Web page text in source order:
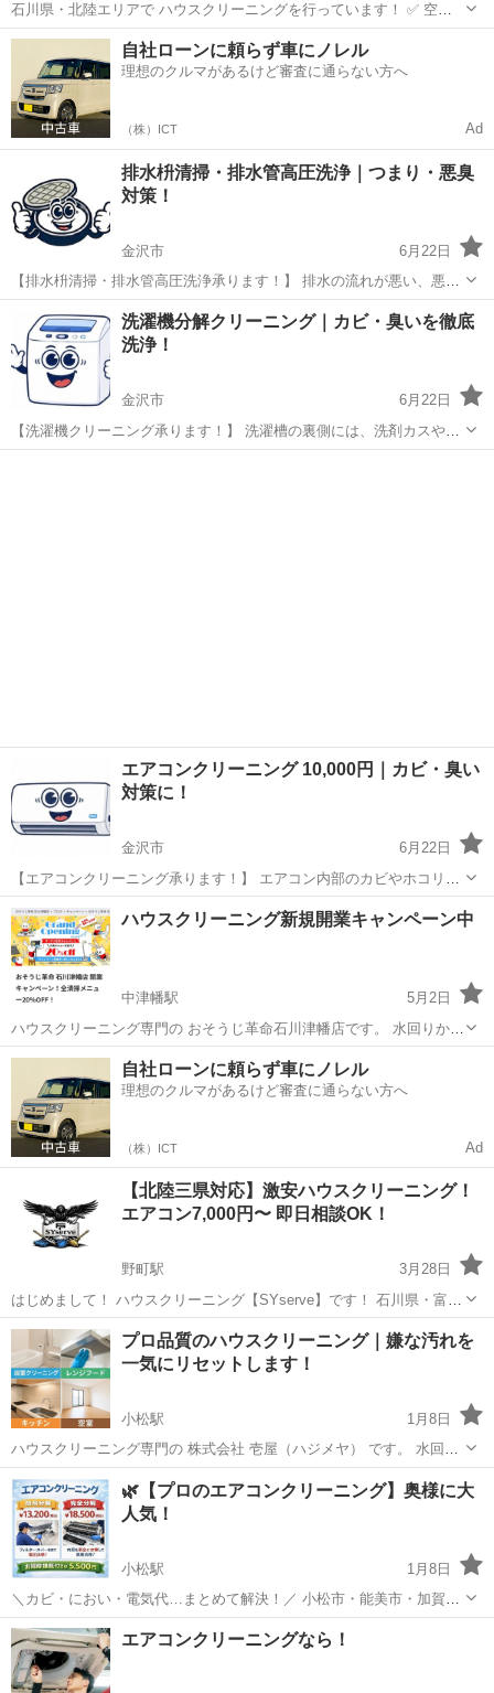
石川県・北陸エリアで ハウスクリーニングを行っています！ ✅ 空室
清掃 ✅ お風呂・キッチン・トイレ ✅ エアコン清掃 ✅ 引越し前後 ✅
汚部屋 cleaning対応 「時間がない」 「自分では落ちない汚れがある」
そ...
石川 金沢市 野町駅 ハウスクリーニング
自社ローンに頼らず車にノレル
理想のクルマがあるけど審査に通らない方へ
（株）ICT Ad
排水枡清掃・排水管高圧洗浄｜つまり・悪臭
対策！
金沢市
6月22日
【排水枡清掃・排水管高圧洗浄承ります！】 排水の流れが悪い、悪臭
がする、排水管のつまりが心配な方はご相談ください！ ✔ 排水枡清掃
✔ 排水管高圧洗浄 ✔ 悪臭対策 ✔ つまり予防 ✔ 戸建て・店舗対応
【料金（税込）...
金沢市 ハウスクリーニング
洗濯機分解クリーニング｜カビ・臭いを徹底
洗浄！
金沢市
6月22日
【洗濯機クリーニング承ります！】 洗濯槽の裏側には、洗剤カスやカ
ビ、汚れが蓄積しています。 洗濯物の臭いや黒い汚れが気になる方は
エアコンクリーニング 10,000円｜カビ・臭い
対策に！
金沢市
6月22日
【エアコンクリーニング承ります！】 エアコン内部のカビやホコリを
高圧洗浄でしっかり洗浄いたします。 こんなお悩みありませんか？ ✔
エアコンから嫌な臭いがする ✔ 黒い汚れが飛んでくる ✔ 冷えが悪く
なった気がする ✔...
石川 金沢市 エアコン掃除 無料
ハウスクリーニング新規開業キャンペーン中
中津幡駅
5月2日
ハウスクリーニング専門の おそうじ革命石川津幡店です。 水回りから
空室、エアコンまで、プロの技術で徹底的にキレイにします✨ ご家庭
の気になる汚れ、引っ越し前後の清掃、頑固な油汚れ・水垢など、 ど
んな内容でもお気軽にご相談下さい！
石川 河北郡 中津幡駅 ハウスクリーニング
自社ローンに頼らず車にノレル
理想のクルマがあるけど審査に通らない方へ
（株）ICT Ad
【北陸三県対応】激安ハウスクリーニング！
エアコン7,000円〜 即日相談OK！
野町駅
3月28日
はじめまして！ ハウスクリーニング【SYserve】です！ 石川県・富山
県・福井県の 北陸三県対応しています！ 「安い・丁寧・スピード対
応」でご依頼増えてます！ ⸻ ■こんなお悩みありませんか？ ・エ
アコンのカビ・ニ...
石川 金沢市 野町駅 ハウスクリーニング
プロ品質のハウスクリーニング｜嫌な汚れを
一気にリセットします！
小松駅
1月8日
ハウスクリーニング専門の 株式会社 壱屋（ハジメヤ） です。 水回り
から空室、エアコンまで、プロの技術で徹底的にキレイにします✨ ご
家庭の気になる汚れ、引っ越し前後の清掃、頑固な油汚れ・水垢な
ど、 どんな内容でもお気軽にご...
石川 小松市 小松駅 ハウスクリーニング バランス
🌿【プロのエアコンクリーニング】奥様に大
人気！
小松駅
1月8日
＼カビ・におい・電気代…まとめて解決！／ 小松市・能美市・加賀市
エリア対応✨ 「子どもが咳きこむ…」「エアコンつけるとニオイが気
になる…」 そんなお悩み、プロの分解洗浄でまるごとスッキリしませ
石川 小松市 エアコン掃除
エアコンクリーニングなら！